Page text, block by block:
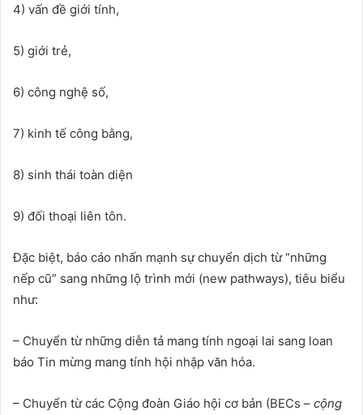
4) vấn đề giới tính,
5) giới trẻ,
6) công nghệ số,
7) kinh tế công bằng,
8) sinh thái toàn diện
9) đối thoại liên tôn.
Đặc biệt, báo cáo nhấn mạnh sự chuyển dịch từ “những
nếp cũ” sang những lộ trình mới (new pathways), tiêu biểu
như:
– Chuyển từ những diễn tả mang tính ngoại lai sang loan
báo Tin mừng mang tính hội nhập văn hóa.
– Chuyển từ các Cộng đoàn Giáo hội cơ bản (BECs – cộng